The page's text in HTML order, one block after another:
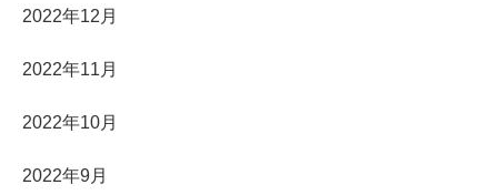
2022年12月
2022年11月
2022年10月
2022年9月